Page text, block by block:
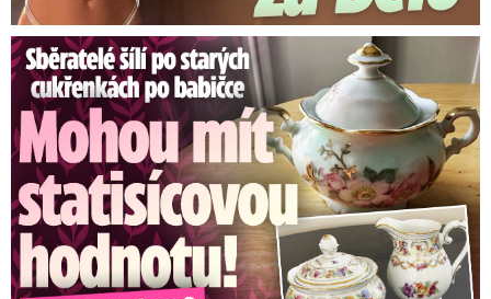
Sběratelé šílí po cukřenkách po babičce: Statisícová hodnota